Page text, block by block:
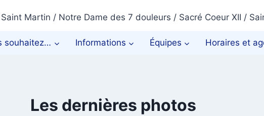
Saint Martin / Notre Dame des 7 douleurs / Sacré Coeur XII /
souhaitez… Informations Équipes Horaires et
Les dernières photos